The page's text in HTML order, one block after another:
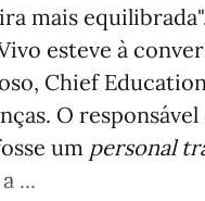
mais
esteve à
Chief
O
um personal
...